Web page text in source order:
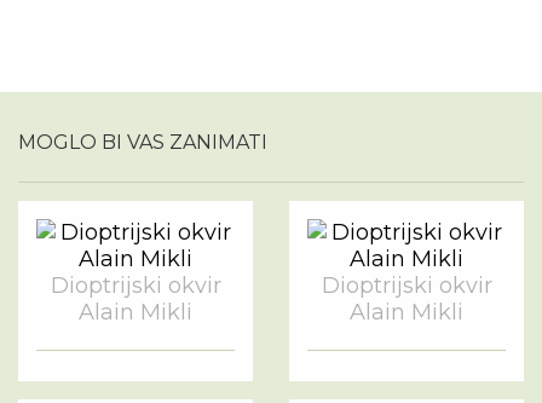
MOGLO BI VAS ZANIMATI
Dioptrijski okvir
Alain Mikli
Dioptrijski okvir
Alain Mikli